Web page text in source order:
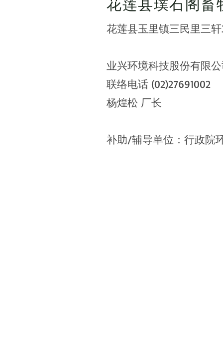
花莲县璞石阁畜
花莲县玉里镇三民里三
业兴环境科技股份有限
联络电话 (02)27691002
杨煌松 厂长
补助/辅导单位：行政院